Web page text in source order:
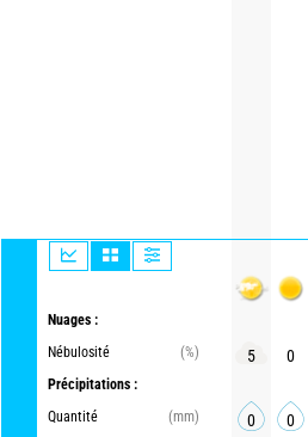
Nuages :
Nébulosité
(%)
Précipitations :
Quantité
(mm)
5 0
0 0